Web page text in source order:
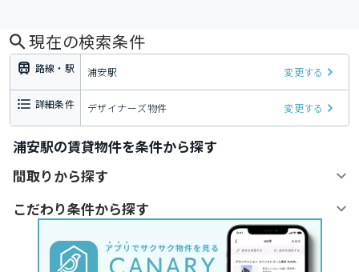
現在の検索条件
路線・駅 浦安駅 変更する
詳細条件 デザイナーズ物件 変更する
浦安駅の賃貸物件を条件から探す
間取りから探す
こだわり条件から探す